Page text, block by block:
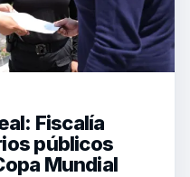
Fiscalía
públicos
Mundial